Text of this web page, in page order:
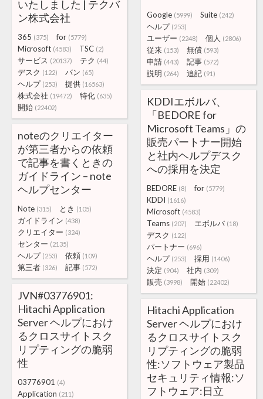
Google (5999) Suite (242)
ヘルプ (253)
ユーザー (2248) 個人 (2806)
従来 (153) 無償 (593)
申請 (443) 記事 (572)
説明 (264) 追記 (91)
いたしました | テクバ
ン株式会社
365 (375) for (5779)
Microsoft (4583) TSC (2)
サービス (20137) テク (44)
デスク (122) バン (65)
ヘルプ (253) 提供 (16563)
株式会社 (19472) 特化 (635)
開始 (22402)
KDDIエボルバ、
「BEDORE for
Microsoft Teams」の
販売パートナー開始
と社内ヘルプデスク
への採用を決定
BEDORE (8) for (5779)
KDDI (1616)
Microsoft (4583)
Teams (207) エボルバ (18)
デスク (122)
パートナー (696)
ヘルプ (253) 採用 (1406)
決定 (904) 社内 (309)
販売 (3998) 開始 (22402)
noteのクリエイター
が第三者からの依頼
で記事を書くときの
ガイドライン – note
ヘルプセンター
Note (315) とき (105)
ガイドライン (438)
クリエイター (324)
センター (2135)
ヘルプ (253) 依頼 (109)
第三者 (326) 記事 (572)
JVN#03776901:
Hitachi Application
Server ヘルプにおけ
るクロスサイトスク
リプティングの脆弱
性
03776901 (4)
Application (211)
Hitachi Application
Server ヘルプにおけ
るクロスサイトスク
リプティングの脆弱
性:ソフトウェア製品
セキュリティ情報:ソ
フトウェア:日立